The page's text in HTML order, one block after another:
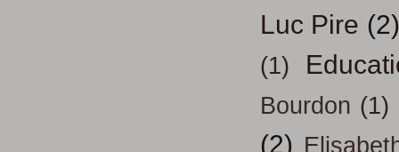
Luc Pire (2)
(1)
Bourdon (1)
(2)